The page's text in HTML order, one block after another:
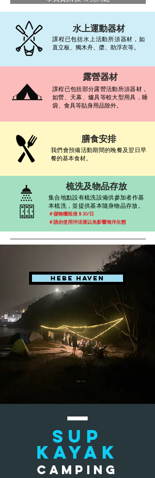
水上運動器材
課程已包括水上活動所須器材，如
直立板、獨木舟、槳、助浮衣等。
露營器材
課程已包括部分露營活動所須器材，
如營、天幕、爐具等較大型用具，睡
袋、食具等貼身用品除外。
​膳食安排
我們會預備活動期間的晚餐及翌日早
餐的基本食材。
梳洗及物品存放
集合地點設有梳洗設備供參加者作基
本梳洗，並提供基本隨身物品存放。​
＃儲物櫃租借＄30/日
＃請勿使用沖涼液以免影響海洋生態
HEBE HAVEN
SUP
​KAYAK
CAMPING